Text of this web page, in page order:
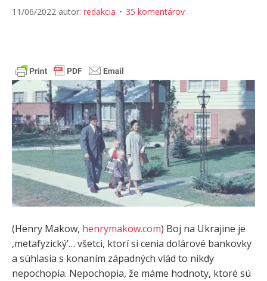
11/06/2022 autor: redakcia 35 komentárov
(Henry Makow, henrymakow.com) Boj na Ukrajine je
‚metafyzický’… všetci, ktorí si cenia dolárové bankovky
a súhlasia s konaním západných vlád to nikdy
nepochopia. Nepochopia, že máme hodnoty, ktoré sú